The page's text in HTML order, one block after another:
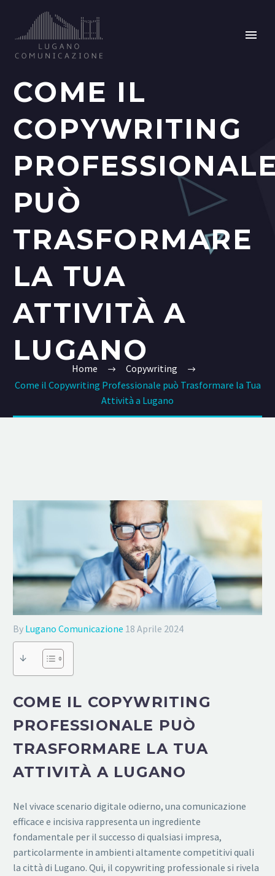
COME IL
COPYWRITING
PUÒ
TRASFORMARE
LA TUA
ATTIVITÀ A
LUGANO
Home
Copywriting
Come il Copywriting Professionale può Trasformare la Tua
Attività a Lugano
By Lugano Comunicazione 18 Aprile 2024
↓
COME IL COPYWRITING
PROFESSIONALE PUÒ
TRASFORMARE LA TUA
ATTIVITÀ A LUGANO
Nel vivace scenario digitale odierno, una comunicazione
efficace e incisiva rappresenta un ingrediente
fondamentale per il successo di qualsiasi impresa,
particolarmente in ambienti altamente competitivi quali
la città di Lugano. Qui, il copywriting professionale si rivela